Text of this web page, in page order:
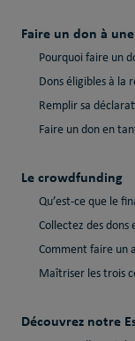
Faire un don à
Pourquoi faire un
Dons éligibles à la
Remplir sa
Faire un don en
Le crowdfunding
Qu’est-ce que le
Collectez des dons
Comment faire un
Maîtriser les trois
Découvrez notre